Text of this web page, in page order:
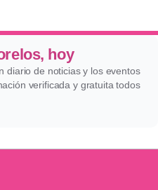
hoy
diario de noticias y los eventos
verificada y gratuita todos